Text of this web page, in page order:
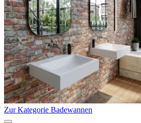
Zur Kategorie Badewannen